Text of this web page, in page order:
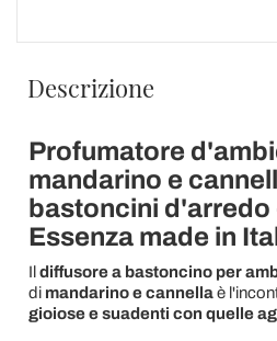
Descrizione
Profumatore
mandarino e
bastoncini d'arredo
Essenza made in
Il diffusore a bastoncino per
dimandarino e cannellaè
gioiose e suadenti con quelle